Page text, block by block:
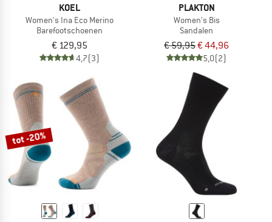
KOEL
Women's Ina Eco Merino
Barefootschoenen
€ 129,95
4,7(3)
PLAKTON
Women's Bis
Sandalen
€ 59,95€ 44,96
5,0(2)
tot -20%